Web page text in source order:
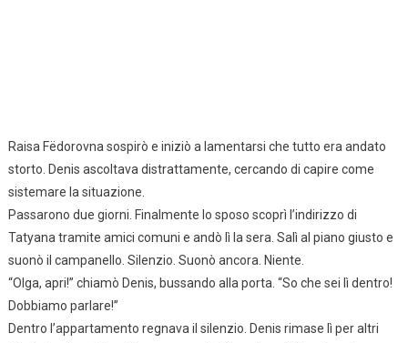
Raisa Fëdorovna sospirò e iniziò a lamentarsi che tutto era andato
storto. Denis ascoltava distrattamente, cercando di capire come
sistemare la situazione.
Passarono due giorni. Finalmente lo sposo scoprì l’indirizzo di
Tatyana tramite amici comuni e andò lì la sera. Salì al piano giusto e
suonò il campanello. Silenzio. Suonò ancora. Niente.
“Olga, apri!” chiamò Denis, bussando alla porta. “So che sei lì dentro!
Dobbiamo parlare!”
Dentro l’appartamento regnava il silenzio. Denis rimase lì per altri